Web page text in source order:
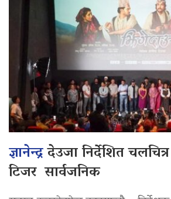
ज्ञानेन्द्रदेउजा निर्देशित
टिजर सार्वजनिक